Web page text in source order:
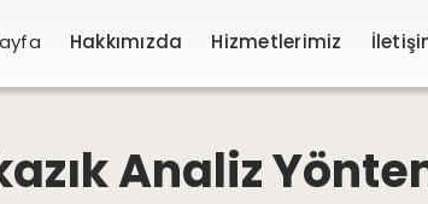
Hakkımızda Hizmetlerimiz
Analiz